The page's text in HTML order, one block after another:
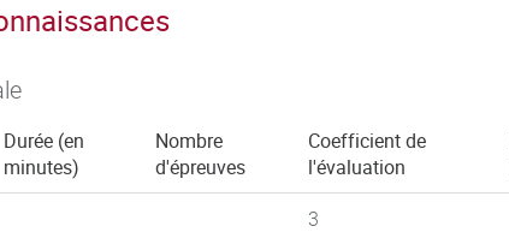
Durée (en
minutes)
Nombre
d'épreuves
Coefficient de
l'évaluation
3